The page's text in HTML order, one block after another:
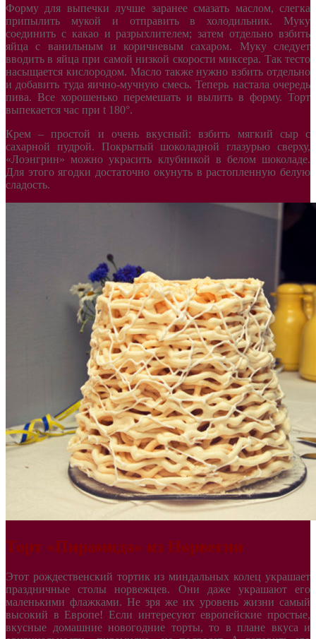
Форму для выпечки лучше заранее смазать маслом, слегка
припылить мукой и отправить в холодильник. Муку
соединить с какао и разрыхлителем; затем отдельно взбить
яйца с ванильным и коричневым сахаром. Муку следует
вводить в яйца при самой низкой скорости миксера. Так тесто
насыщается кислородом. Масло также нужно взбить отдельно
и добавить туда яично-мучную смесь. Теперь настала очередь
пива. Все хорошенько перемешать и вылить в форму. Торт
выпекается час при t 180°.
Крем – простой и очень вкусный: взбить мягкий сыр с
сахарной пудрой. Покрытый шоколадной глазурью сверху,
«Лоэнгрин» можно украсить клубникой в белом шоколаде.
Для этого ягодки достаточно окунуть в растопленную белую
сладость.
Торт «Пирамида» из Норвегии
Этот рождественский тортик из миндальных колец украшает
праздничные столы норвежцев. Они даже украшают его
маленькими флажками. Не зря же их уровень жизни самый
высокий в Европе! Если интересуют европейские простые,
вкусные домашние новогодние торты, то в плане вкуса и